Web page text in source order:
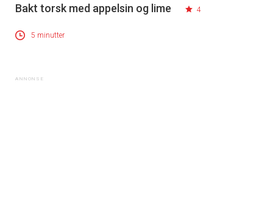
Bakt torsk med appelsin og lime 4
5 minutter